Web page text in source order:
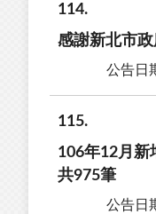
114
感謝新北市
公告日
115
106年12月新
共975筆
公告日